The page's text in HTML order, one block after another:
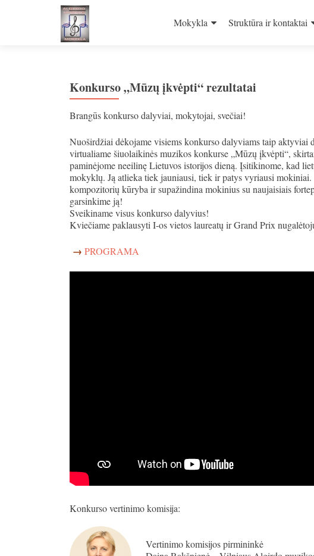
to
Mokykla Struktūra ir kontaktai
Konkurso „Mūzų įkvėpti“ rezultatai
Brangūs konkurso dalyviai, mokytojai, svečiai!
Nuoširdžiai dėkojame visiems konkurso dalyviams taip aktyviai
virtualiame šiuolaikinės muzikos konkurse „Mūzų įkvėpti“,
paminėjome neeilinę Lietuvos istorijos dieną. Įsitikinome, kad
mokyklų. Ją atlieka tiek jauniausi, tiek ir patys vyriausi
kompozitorių kūryba ir supažindina mokinius su naujaisiais
garsinkime ją!
Sveikiname visus konkurso dalyvius!
Kviečiame paklausyti I-os vietos laureatų ir Grand Prix
→ PROGRAMA
Konkurso vertinimo komisija:
Vertinimo komisijos pirmininkė